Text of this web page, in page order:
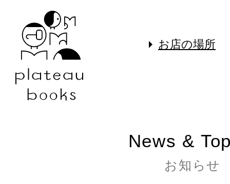
お店の場所
News &
お知らせ